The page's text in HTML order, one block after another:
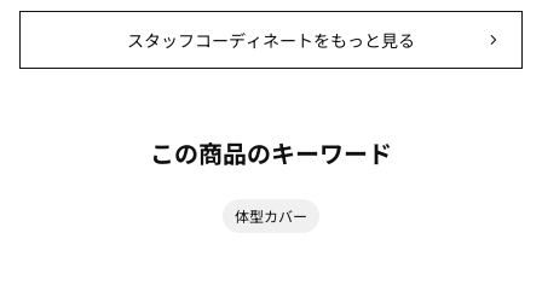
スタッフコーディネートをもっと見る
この商品のキーワード
体型カバー